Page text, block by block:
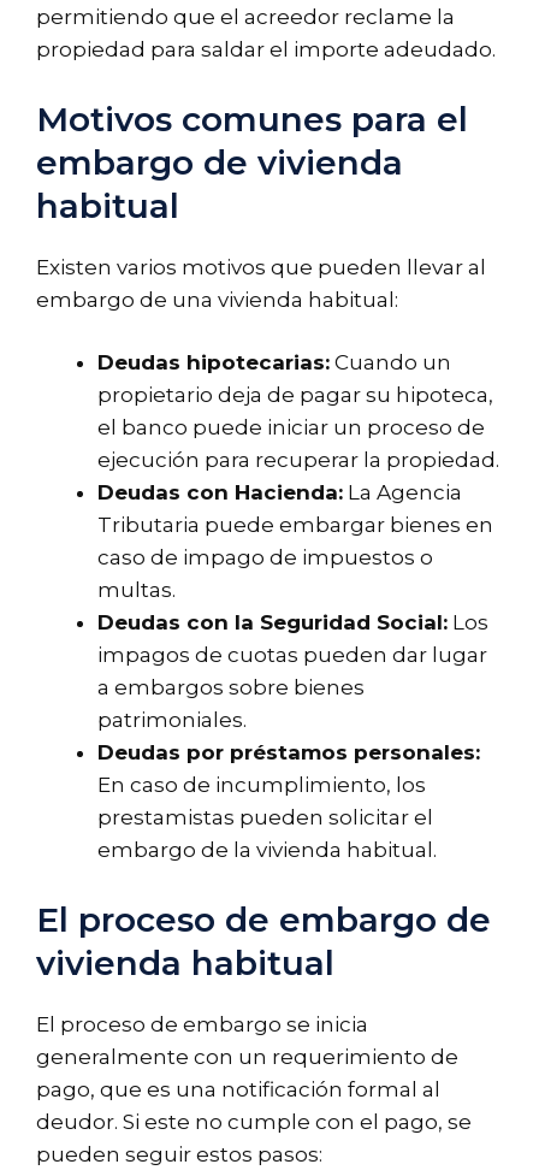
permitiendo que el acreedor reclame la
propiedad para saldar el importe adeudado.
Motivos comunes para el
embargo de vivienda
habitual
Existen varios motivos que pueden llevar al
embargo de una vivienda habitual:
Deudas hipotecarias: Cuando un
propietario deja de pagar su hipoteca,
el banco puede iniciar un proceso de
ejecución para recuperar la propiedad.
Deudas con Hacienda: La Agencia
Tributaria puede embargar bienes en
caso de impago de impuestos o
multas.
Deudas con la Seguridad Social: Los
impagos de cuotas pueden dar lugar
a embargos sobre bienes
patrimoniales.
Deudas por préstamos personales:
En caso de incumplimiento, los
prestamistas pueden solicitar el
embargo de la vivienda habitual.
El proceso de embargo de
vivienda habitual
El proceso de embargo se inicia
generalmente con un requerimiento de
pago, que es una notificación formal al
deudor. Si este no cumple con el pago, se
pueden seguir estos pasos: